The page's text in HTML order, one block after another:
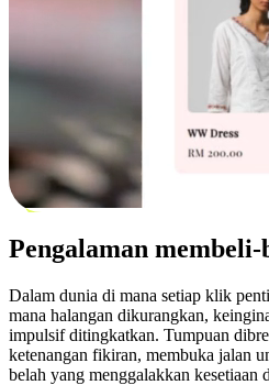
Pengalaman
Dalam dunia di mana setiap klik
mana halangan dikurangkan,
impulsif ditingkatkan. Tumpuan
ketenangan fikiran, membuka jalan
belah yang menggalakkan kesetiaan